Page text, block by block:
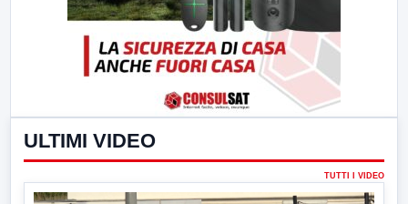
ULTIMI VIDEO
TUTTI I VIDEO